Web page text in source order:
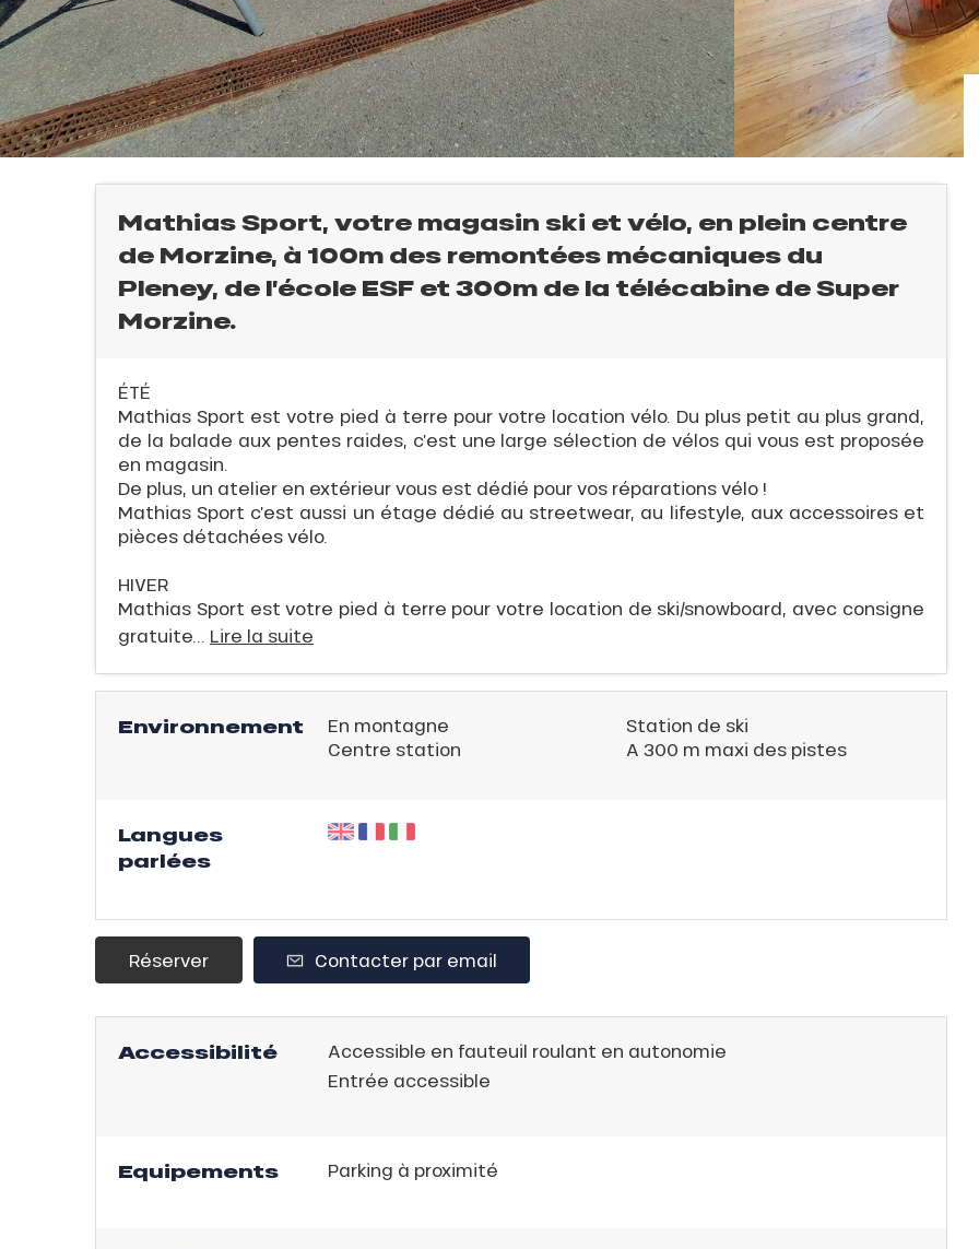
Mathias Sport, votre magasin ski et vélo, en plein centre
de Morzine, à 100m des remontées mécaniques du
Pleney, de l’école ESF et 300m de la télécabine de Super
Morzine.
ÉTÉ
Mathias Sport est votre pied à terre pour votre location vélo. Du plus petit au plus grand,
de la balade aux pentes raides, c’est une large sélection de vélos qui vous est proposée
en magasin.
De plus, un atelier en extérieur vous est dédié pour vos réparations vélo !
Mathias Sport c’est aussi un étage dédié au streetwear, au lifestyle, aux accessoires et
pièces détachées vélo.
HIVER
Mathias Sport est votre pied à terre pour votre location de ski/snowboard, avec consigne
gratuite... Lire la suite
Environnement En montagne
Station de ski
Centre station
A 300 m maxi des pistes
Langues
parlées
Réserver Contacter par email
Accessibilité
Accessible en fauteuil roulant en autonomie
Entrée accessible
Equipements Parking à proximité